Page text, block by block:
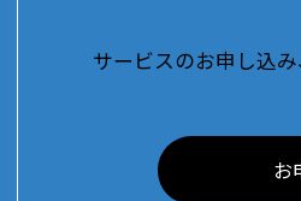
サービスのお申し込
お